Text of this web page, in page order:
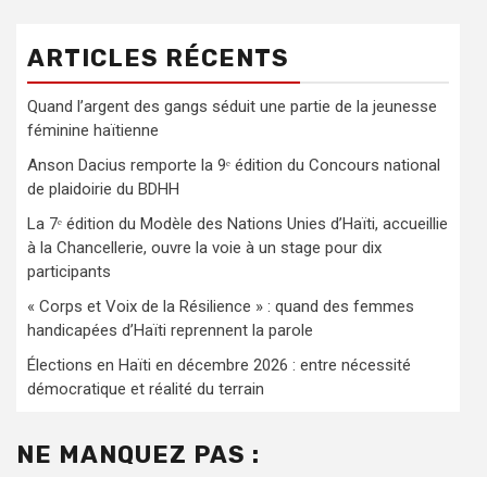
ARTICLES RÉCENTS
Quand l’argent des gangs séduit une partie de la jeunesse
féminine haïtienne
Anson Dacius remporte la 9ᵉ édition du Concours national
de plaidoirie du BDHH
La 7ᵉ édition du Modèle des Nations Unies d’Haïti, accueillie
à la Chancellerie, ouvre la voie à un stage pour dix
participants
« Corps et Voix de la Résilience » : quand des femmes
handicapées d’Haïti reprennent la parole
Élections en Haïti en décembre 2026 : entre nécessité
démocratique et réalité du terrain
NE MANQUEZ PAS :